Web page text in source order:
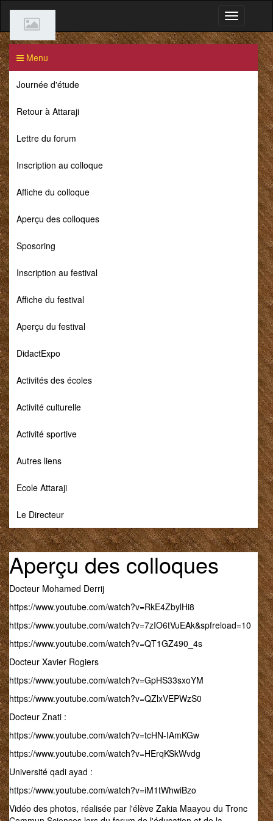
Menu
Journée d'étude
Retour à Attaraji
Lettre du forum
Inscription au colloque
Affiche du colloque
Aperçu des colloques
Sposoring
Inscription au festival
Affiche du festival
Aperçu du festival
DidactExpo
Activités des écoles
Activité culturelle
Activité sportive
Autres liens
Ecole Attaraji
Le Directeur
Aperçu des colloques
Docteur Mohamed Derrij
https://www.youtube.com/watch?v=RkE4ZbylHi8
https://www.youtube.com/watch?v=7zIO6tVuEAk&spfreload=10
https://www.youtube.com/watch?v=QT1GZ490_4s
Docteur Xavier Rogiers
https://www.youtube.com/watch?v=GpHS33sxoYM
https://www.youtube.com/watch?v=QZlxVEPWzS0
Docteur Znati :
https://www.youtube.com/watch?v=tcHN-IAmKGw
https://www.youtube.com/watch?v=HErqKSkWvdg
Université qadi ayad :
https://www.youtube.com/watch?v=iM1tWhwiBzo
Vidéo des photos, réalisée par l'élève Zakia Maayou du Tronc